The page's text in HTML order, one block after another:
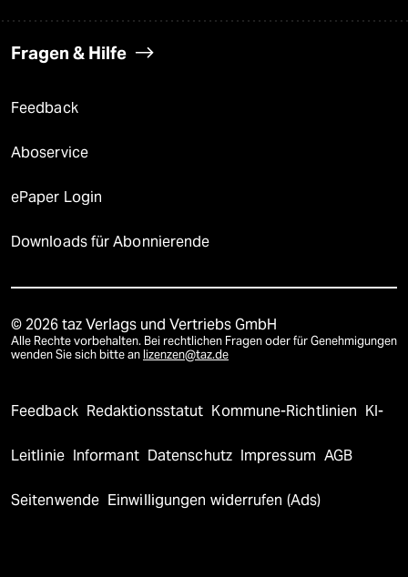
Fragen & Hilfe
Feedback
Aboservice
ePaper Login
Downloads für Abonnierende
© 2026 taz Verlags und Vertriebs GmbH
Alle Rechte vorbehalten. Bei rechtlichen Fragen oder für Genehmigungen
wenden Sie sich bitte an lizenzen@taz.de
Feedback Redaktionsstatut Kommune-Richtlinien KI-
Leitlinie Informant Datenschutz Impressum AGB
Seitenwende Einwilligungen widerrufen (Ads)